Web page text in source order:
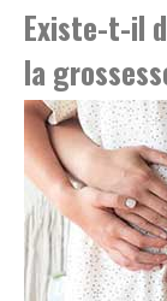
Existe-t-il
la